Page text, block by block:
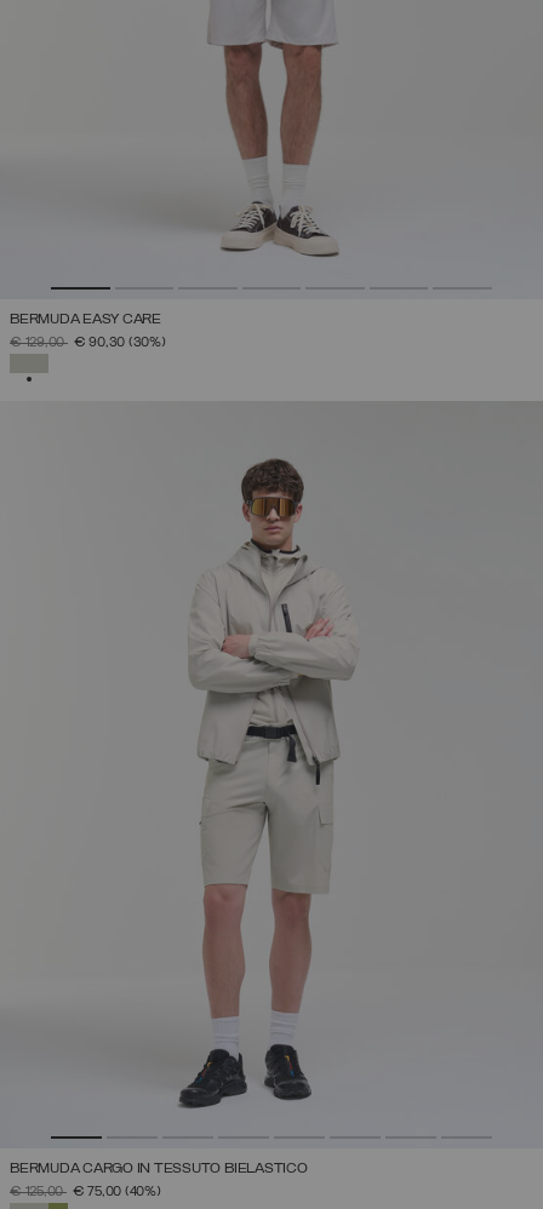
BERMUDA EASY CARE
PREZZO RIDOTTO DA
€ 129,00A€ 90,30 (30%)
BERMUDA CARGO IN TESSUTO BIELASTICO
PREZZO RIDOTTO DA
€ 125,00A€ 75,00 (40%)